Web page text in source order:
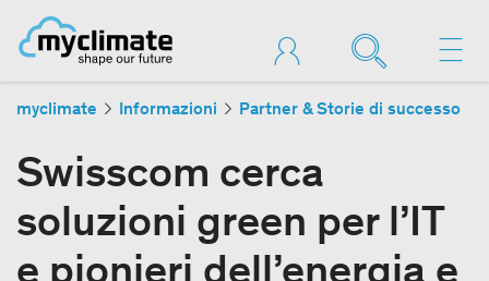
myclimate Informazioni Partner & Storie di successo
Swisscom cerca
soluzioni green per l’IT
e pionieri dell’energia e